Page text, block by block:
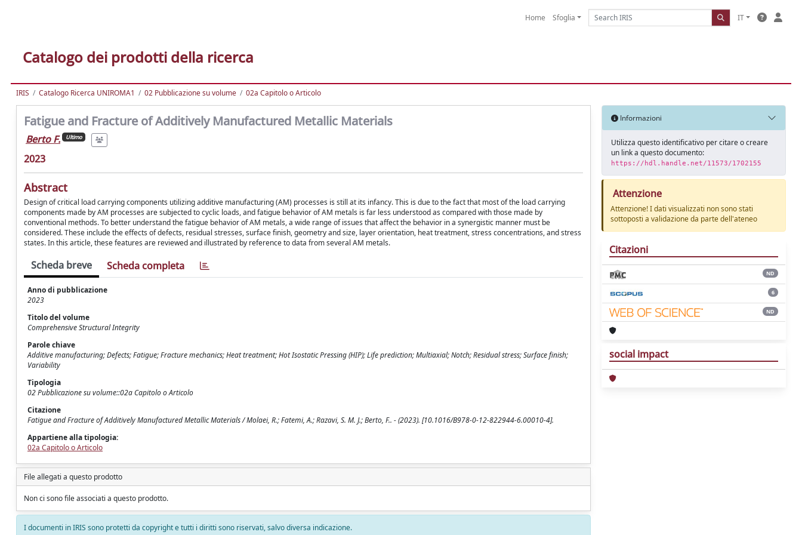
Home Sfoglia IT
Catalogo dei prodotti della ricerca
IRIS Catalogo Ricerca UNIROMA1 02 Pubblicazione su volume 02a Capitolo o Articolo
Fatigue and Fracture of Additively Manufactured Metallic Materials
Berto F. Ultimo
2023
Abstract
Design of critical load carrying components utilizing additive manufacturing (AM) processes is still at its infancy. This is due to the fact that most of the load carrying
components made by AM processes are subjected to cyclic loads, and fatigue behavior of AM metals is far less understood as compared with those made by
conventional methods. To better understand the fatigue behavior of AM metals, a wide range of issues that affect the behavior in a synergistic manner must be
considered. These include the effects of defects, residual stresses, surface finish, geometry and size, layer orientation, heat treatment, stress concentrations, and stress
states. In this article, these features are reviewed and illustrated by reference to data from several AM metals.
Scheda breve Scheda completa
Anno di pubblicazione
2023
Titolo del volume
Comprehensive Structural Integrity
Parole chiave
Additive manufacturing; Defects; Fatigue; Fracture mechanics; Heat treatment; Hot Isostatic Pressing (HIP); Life prediction; Multiaxial; Notch; Residual stress; Surface finish;
Variability
Tipologia
02 Pubblicazione su volume::02a Capitolo o Articolo
Citazione
Fatigue and Fracture of Additively Manufactured Metallic Materials / Molaei, R.; Fatemi, A.; Razavi, S. M. J.; Berto, F.. - (2023). [10.1016/B978-0-12-822944-6.00010-4].
Appartiene alla tipologia:
02a Capitolo o Articolo
File allegati a questo prodotto
Non ci sono file associati a questo prodotto.
I documenti in IRIS sono protetti da copyright e tutti i diritti sono riservati, salvo diversa indicazione.
Informazioni
Utilizza questo identificativo per citare o creare
un link a questo documento:
https://hdl.handle.net/11573/1702155
Attenzione
Attenzione! I dati visualizzati non sono stati
sottoposti a validazione da parte dell'ateneo
Citazioni
ND
6
ND
social impact